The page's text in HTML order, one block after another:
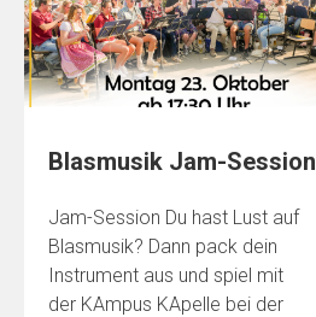
Blasmusik Jam-Session
Jam-Session Du hast Lust auf
Blasmusik? Dann pack dein
Instrument aus und spiel mit
der KAmpus KApelle bei der